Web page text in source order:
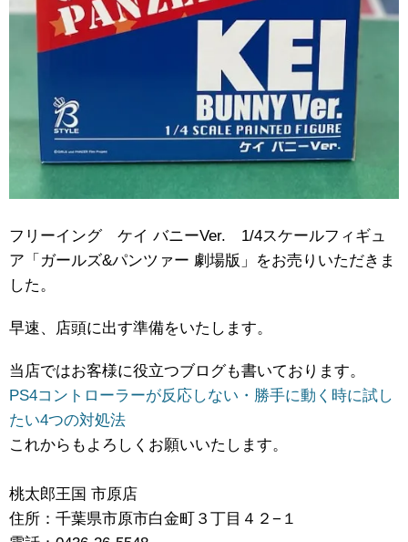
フリーイング ケイ バニーVer. 1/4スケールフィギュ
ア「ガールズ&パンツァー 劇場版」をお売りいただきま
した。
早速、店頭に出す準備をいたします。
当店ではお客様に役立つブログも書いております。
PS4コントローラーが反応しない・勝手に動く時に試し
たい4つの対処法
これからもよろしくお願いいたします。
桃太郎王国 市原店
住所：千葉県市原市白金町３丁目４２−１